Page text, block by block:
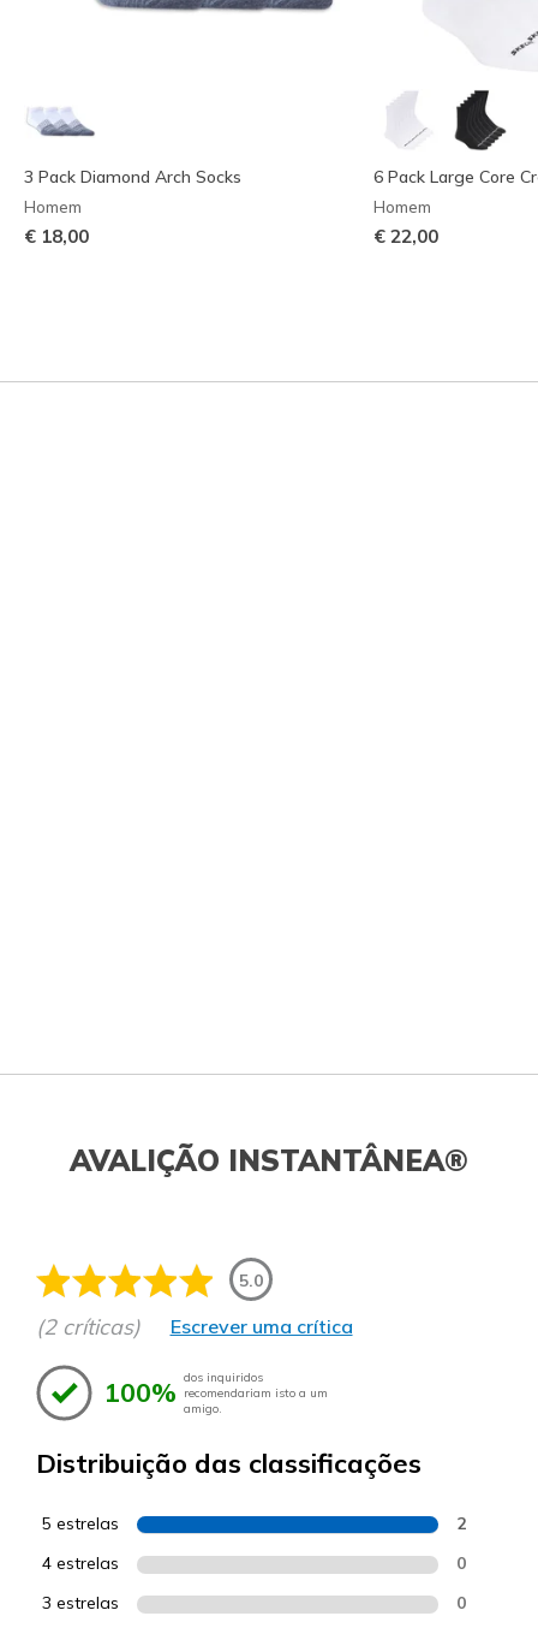
3 Pack Diamond Arch Socks
Homem
€ 18,00
6 Pack Large Core
Homem
€ 22,00
AVALIÇÃO INSTANTÂNEA®
5.0
(2 críticas) Escrever uma crítica
100% dos inquiridos
recomendariam isto a um
amigo.
Distribuição das classificações
5 estrelas 2
4 estrelas 0
3 estrelas 0